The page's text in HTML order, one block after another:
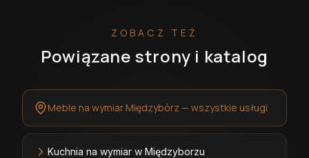
ZOBACZ TEŻ
Powiązane strony i katalog
Meble na wymiar Międzybórz — wszystkie usługi
Kuchnia na wymiar w Międzyborzu